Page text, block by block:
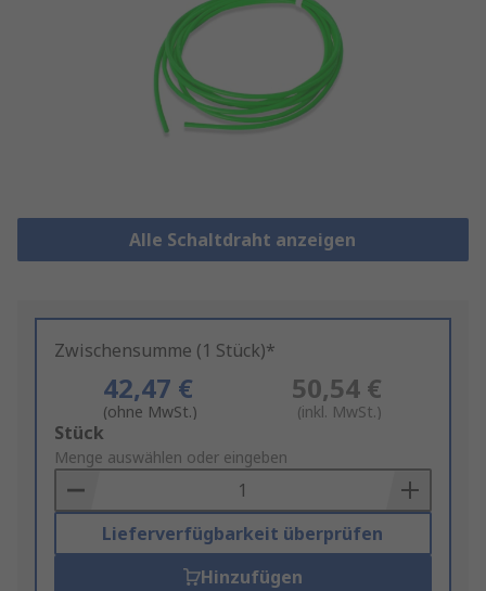
Alle Schaltdraht anzeigen
Zwischensumme (1 Stück)*
42,47 €
(ohne MwSt.)
50,54 €
(inkl. MwSt.)
Add
to
Basket
Stück
Menge auswählen oder eingeben
Lieferverfügbarkeit überprüfen
Hinzufügen